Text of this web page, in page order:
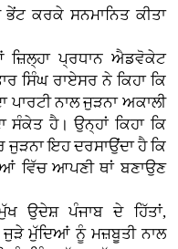
ਕਰਕੇ ਸਨਮਾਨਿਤ ਕੀਤਾ
ਪ੍ਰਧਾਨ ਐਡਵੋਕੇਟ
ਸਿੰਘ ਰਾਏਸਰ ਨੇ ਕਿਹਾ ਕਿ
ਪਾਰਟੀ ਨਾਲ ਜੁੜਨਾ ਅਕਾਲੀ
ਸੰਕੇਤ ਹੈ। ਉਨ੍ਹਾਂ ਕਿਹਾ ਕਿ
ਜੁੜਨਾ ਇਹ ਦਰਸਾਉਂਦਾ ਹੈ ਕਿ
ਵਿੱਚ ਆਪਣੀ ਥਾਂ ਬਣਾਉਣ
ਉਦੇਸ਼ ਪੰਜਾਬ ਦੇ ਹਿੱਤਾਂ,
ਜੁੜੇ ਮੁੱਦਿਆਂ ਨੂੰ ਮਜ਼ਬੂਤੀ ਨਾਲ